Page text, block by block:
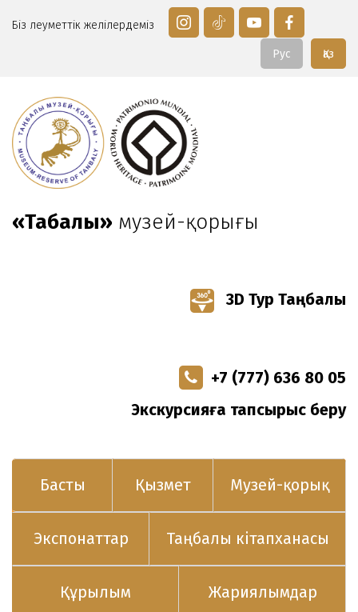
Біз әлеуметтік желілердеміз
Қаз
Рус
«Таңбалы» музей-қорығы
3D Тур Таңбалы
+7 (777) 636 80 05
Экскурсияға тапсырыс беру
Басты Қызмет Музей-қорық
Экспонаттар Таңбалы кітапханасы
Құрылым Жариялымдар